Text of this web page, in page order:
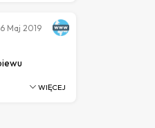
6 Maj 2019
WIĘCEJ